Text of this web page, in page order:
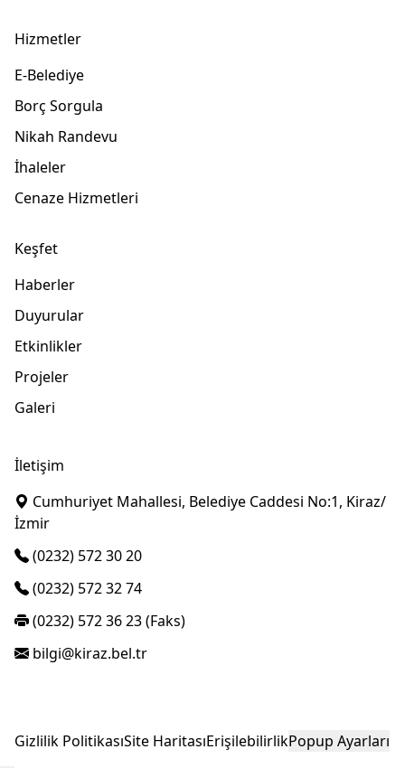
Hizmetler
E-Belediye
Borç Sorgula
Nikah Randevu
İhaleler
Cenaze Hizmetleri
Keşfet
Haberler
Duyurular
Etkinlikler
Projeler
Galeri
İletişim
Cumhuriyet Mahallesi, Belediye Caddesi No:1, Kiraz/
İzmir
(0232) 572 30 20
(0232) 572 32 74
(0232) 572 36 23 (Faks)
bilgi@kiraz.bel.tr
Gizlilik PolitikasıSite HaritasıErişilebilirlikPopup Ayarları